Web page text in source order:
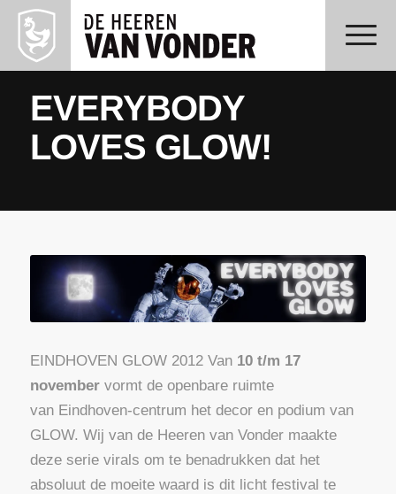
EVERYBODY
LOVES GLOW!
EINDHOVEN GLOW 2012 Van 10 t/m 17
novembervormt de openbare ruimte
van Eindhoven-centrum het decor en podium van
GLOW. Wij van de Heeren van Vonder maakte
deze serie virals om te benadrukken dat het
absoluut de moeite waard is dit licht festival te